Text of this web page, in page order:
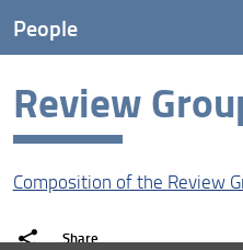
Review
Composition of the Review
Share
People
Personnel
PhD Students
Review Group
Advisory Board